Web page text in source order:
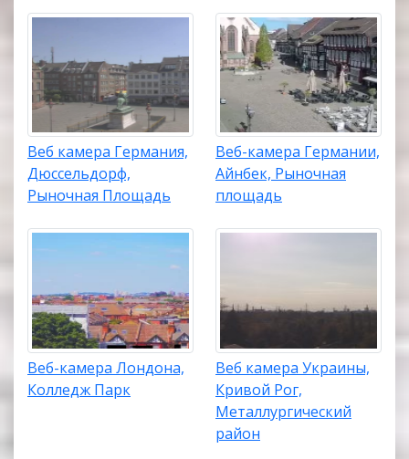
Веб камера Германия,
Дюссельдорф,
Рыночная Площадь
Веб-камера Германии,
Айнбек, Рыночная
площадь
Веб-камера Лондона,
Колледж Парк
Веб камера Украины,
Кривой Рог,
Металлургический
район